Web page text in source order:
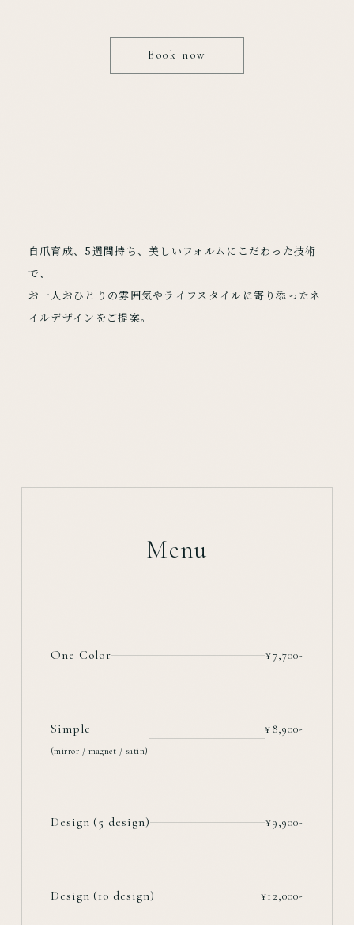
Book now
自爪育成、5週間持ち、美しいフォルムにこだわった技術
で、
お一人おひとりの雰囲気やライフスタイルに寄り添ったネ
イルデザインをご提案。
Menu
One Color ¥7,700-
Simple
(mirror / magnet / satin)
¥8,900-
Design (5 design) ¥9,900-
Design (10 design) ¥12,000-